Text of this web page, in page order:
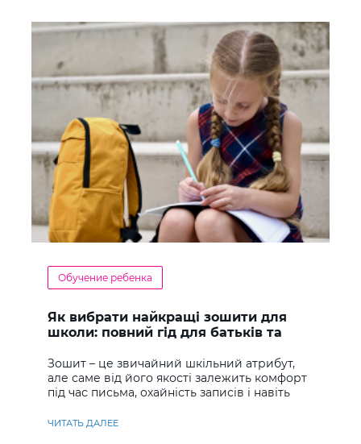
Обучение ребенка
Як вибрати найкращі зошити для
школи: повний гід для батьків та
Зошит – це звичайний шкільний атрибут,
але саме від його якості залежить комфорт
під час письма, охайність записів і навіть
ЧИТАТЬ ДАЛЕЕ